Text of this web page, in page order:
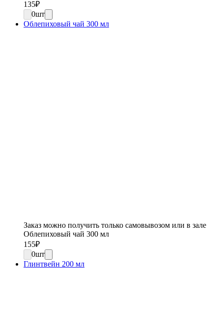
135₽
0шт
Облепиховый чай 300 мл
Заказ можно получить только самовывозом или в зале
Облепиховый чай 300 мл
155₽
0шт
Глинтвейн 200 мл